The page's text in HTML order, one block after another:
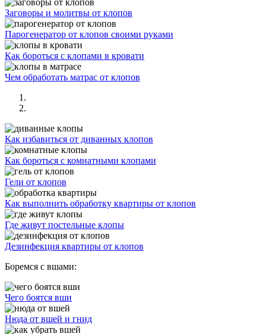
Заговоры и молитвы от клопов
Парогенератор от клопов своими руками
Как бороться с клопами в кровати
Чем обработать матрас от клопов
Как избавиться от диванных клопов
Как бороться с комнатными клопами
Гели от клопов
Как выполнить обработку квартиры от клопов
Где живут постельные клопы
Дезинфекция квартиры от клопов
Боремся с вшами:
Чего боятся вши
Нюда от вшей и гнид